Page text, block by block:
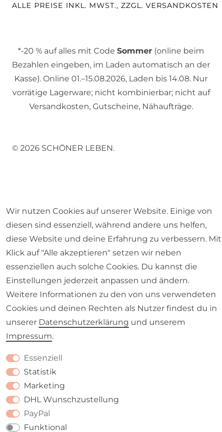
ALLE PREISE INKL. MWST., ZZGL. VERSANDKOSTEN
*-20 % auf alles mit Code Sommer (online beim
Bezahlen eingeben, im Laden automatisch an der
Kasse). Online 01.–15.08.2026, Laden bis 14.08. Nur
vorrätige Lagerware; nicht kombinierbar; nicht auf
Versandkosten, Gutscheine, Nähaufträge.
© 2026 SCHÖNER LEBEN.
AGB
Barrierefreiheitserklärung Widerrufs­recht
VERTRAG WIDERRUFEN
Wir nutzen Cookies auf unserer Website. Einige von
diesen sind essenziell, während andere uns helfen,
diese Website und deine Erfahrung zu verbessern. Mit
Klick auf "Alle akzeptieren" setzen wir neben
essenziellen auch solche Cookies. Du kannst die
Einstellungen jederzeit anpassen und ändern.
Weitere Informationen zu den von uns verwendeten
Cookies und deinen Rechten als Nutzer findest du in
unserer Daten­schutz­erklärung und unserem
Impressum.
Essenziell
Statistik
Marketing
DHL Wunschzustellung
PayPal
Funktional